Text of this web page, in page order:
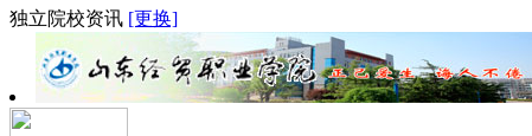
独立院校资讯 [更换]